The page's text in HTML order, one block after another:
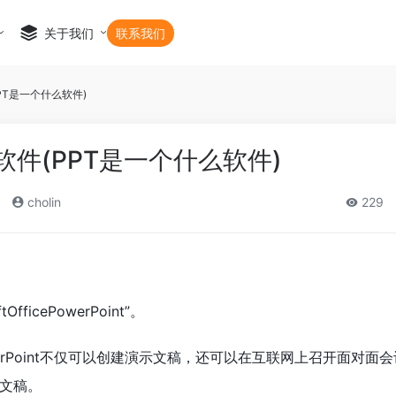
关于我们 联系我们
是一个什么软件)
件(PPT是一个什么软件)
cholin 229
。
不仅可以创建演示文稿，还可以在互联网上召开面对面
稿。